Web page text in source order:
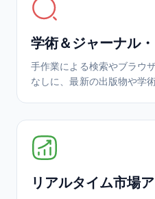
学術＆ジャーナル
手作業による検索やブラウ
なしに、最新の出版物や学
リアルタイム市場